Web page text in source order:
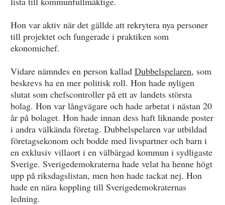
Hon var aktiv när det gällde att rekrytera nya personer
till projektet och fungerade i praktiken som
ekonomichef.
Vidare nämndes en person kallad Dubbelspelaren, som
beskrevs ha en mer politisk roll. Hon hade nyligen
slutat som chefscontroller på ett av landets största
bolag. Hon var långvägare och hade arbetat i nästan 20
år på bolaget. Hon hade innan dess haft liknande poster
i andra välkända företag. Dubbelspelaren var utbildad
företagsekonom och bodde med livspartner och barn i
en exklusiv villaort i en välbärgad kommun i sydligaste
Sverige. Sverigedemokraterna hade velat ha henne högt
upp på riksdagslistan, men hon hade tackat nej. Hon
hade en nära koppling till Sverigedemokraternas
ledning.